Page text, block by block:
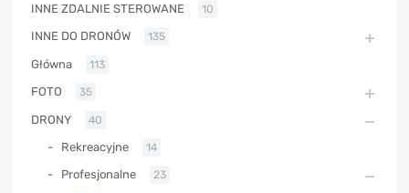
INNE ZDALNIE STEROWANE 10
INNE DO DRONÓW 135
Główna 113
FOTO 35
DRONY 40
Rekreacyjne 14
Profesjonalne 23